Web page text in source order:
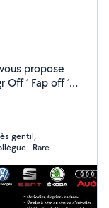
propose
selon
gentil,
. Rare de